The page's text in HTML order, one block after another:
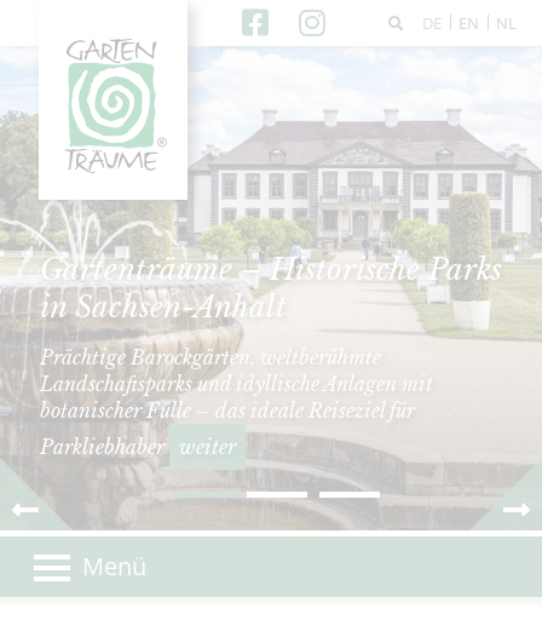
DE EN NL
Gartenträume – Historische Parks
in Sachsen-Anhalt
Prächtige Barockgärten, weltberühmte
Landschaftsparks und idyllische Anlagen mit
botanischer Fülle – das ideale Reiseziel für
Parkliebhaber weiter
Menü